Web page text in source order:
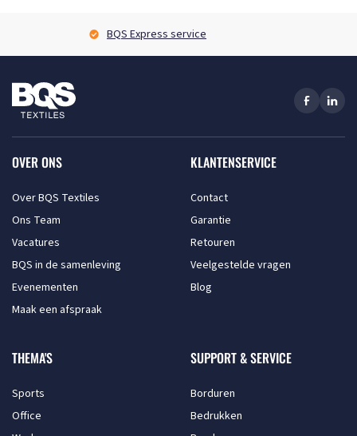
BQS Express service
OVER ONS
Over BQS Textiles
Ons Team
Vacatures
BQS in de samenleving
Evenementen
Maak een afspraak
KLANTENSERVICE
Contact
Garantie
Retouren
Veelgestelde vragen
Blog
THEMA'S
Sports
Office
SUPPORT & SERVICE
Borduren
Bedrukken